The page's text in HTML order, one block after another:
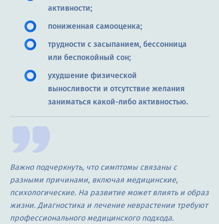
активности;
пониженная самооценка;
трудности с засыпанием, бессонница
или беспокойный сон;
ухудшение физической
выносливости и отсутствие желания
заниматься какой-либо активностью.
Важно подчеркнуть, что симптомы связаны с
разными причинами, включая медицинские,
психологические. На развитие может влиять и образ
жизни. Диагностика и лечение неврастении требуют
профессионального медицинского подхода.